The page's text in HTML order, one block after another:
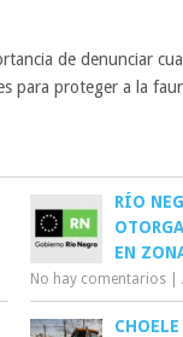
de denunciar
para proteger a la
RÍO
EN
No hay comentarios |